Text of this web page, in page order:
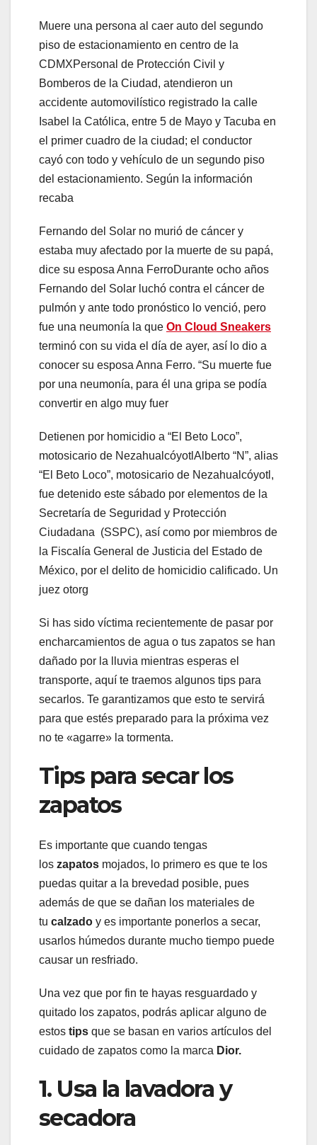
Muere una persona al caer auto del segundo
piso de estacionamiento en centro de la
CDMXPersonal de Protección Civil y
Bomberos de la Ciudad, atendieron un
accidente automovilístico registrado la calle
Isabel la Católica, entre 5 de Mayo y Tacuba en
el primer cuadro de la ciudad; el conductor
cayó con todo y vehículo de un segundo piso
del estacionamiento. Según la información
recaba
Fernando del Solar no murió de cáncer y
estaba muy afectado por la muerte de su papá,
dice su esposa Anna FerroDurante ocho años
Fernando del Solar luchó contra el cáncer de
pulmón y ante todo pronóstico lo venció, pero
fue una neumonía la que On Cloud Sneakers
terminó con su vida el día de ayer, así lo dio a
conocer su esposa Anna Ferro. “Su muerte fue
por una neumonía, para él una gripa se podía
convertir en algo muy fuer
Detienen por homicidio a “El Beto Loco”,
motosicario de NezahualcóyotlAlberto “N”, alias
“El Beto Loco”, motosicario de Nezahualcóyotl,
fue detenido este sábado por elementos de la
Secretaría de Seguridad y Protección
Ciudadana (SSPC), así como por miembros de
la Fiscalía General de Justicia del Estado de
México, por el delito de homicidio calificado. Un
juez otorg
Si has sido víctima recientemente de pasar por
encharcamientos de agua o tus zapatos se han
dañado por la lluvia mientras esperas el
transporte, aquí te traemos algunos tips para
secarlos. Te garantizamos que esto te servirá
para que estés preparado para la próxima vez
no te «agarre» la tormenta.
Tips para secar los
zapatos
Es importante que cuando tengas
los zapatos mojados, lo primero es que te los
puedas quitar a la brevedad posible, pues
además de que se dañan los materiales de
tu calzado y es importante ponerlos a secar,
usarlos húmedos durante mucho tiempo puede
causar un resfriado.
Una vez que por fin te hayas resguardado y
quitado los zapatos, podrás aplicar alguno de
estos tips que se basan en varios artículos del
cuidado de zapatos como la marca Dior.
1. Usa la lavadora y
secadora